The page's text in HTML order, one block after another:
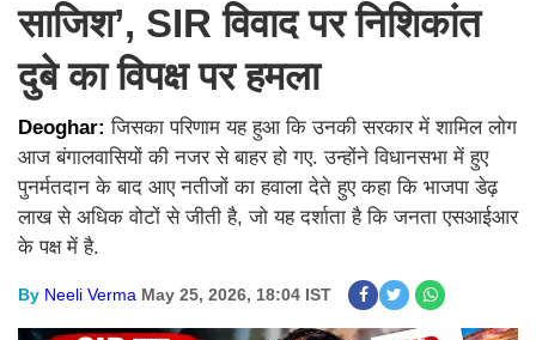
साजिश’, SIR विवाद पर निशिकांत
दुबे का विपक्ष पर हमला
Deoghar:जिसका परिणाम यह हुआ कि उनकी सरकार में शामिल लोग
आज बंगालवासियों की नजर से बाहर हो गए. उन्होंने विधानसभा में हुए
पुनर्मतदान के बाद आए नतीजों का हवाला देते हुए कहा कि भाजपा डेढ़
लाख से अधिक वोटों से जीती है, जो यह दर्शाता है कि जनता एसआईआर
के पक्ष में है.
By Neeli Verma May 25, 2026, 18:04 IST